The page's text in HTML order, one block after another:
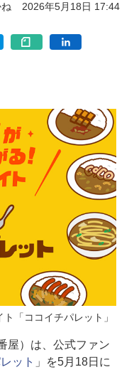
2026年5月18日 17:44
「ココイチパレット」
屋）は、公式ファン
ット 」を5月18日に